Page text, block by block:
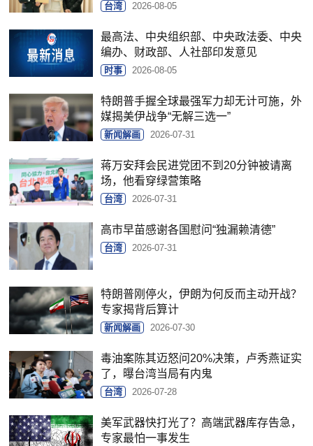
台湾 2026-08-05
最高法、中央组织部、中央政法委、中央
编办、财政部、人社部印发意见
时事 2026-08-05
特朗普手握全球最强军力却无计可施，外
媒揭美伊战争“无解三选一”
新闻解画 2026-07-31
蒋万安拜会民进党团不到20分钟被请离
场，他看穿绿营策略
台湾 2026-07-31
高市早苗感谢各国慰问“独漏赖清德”
台湾 2026-07-31
特朗普刚停火，伊朗为何反而主动开战？
专家揭背后算计
新闻解画 2026-07-30
毒油案陈其迈怒问20%决策，卢秀燕证实
了，曝台湾当局有内鬼
台湾 2026-07-28
美军武器快打光了？高端武器库存告急，
专家最怕一事发生